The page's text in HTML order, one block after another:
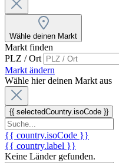
Wähle deinen Markt
Markt finden
PLZ / Ort
Markt ändern
Wähle hier deinen Markt aus
{{ selectedCountry.isoCode }}
{{ country.isoCode }}
{{ country.label }}
Keine Länder gefunden.